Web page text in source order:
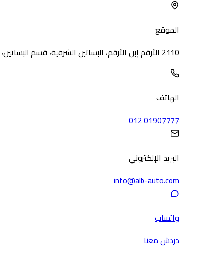
الموقع
2110 الأرقم إبن الأرقم، البساتين الشرقية، قسم البساتين، محافظة القاهرة 4235330
الهاتف
012 01907777
البريد الإلكتروني
info@alb-auto.com
واتساب
دردش معنا